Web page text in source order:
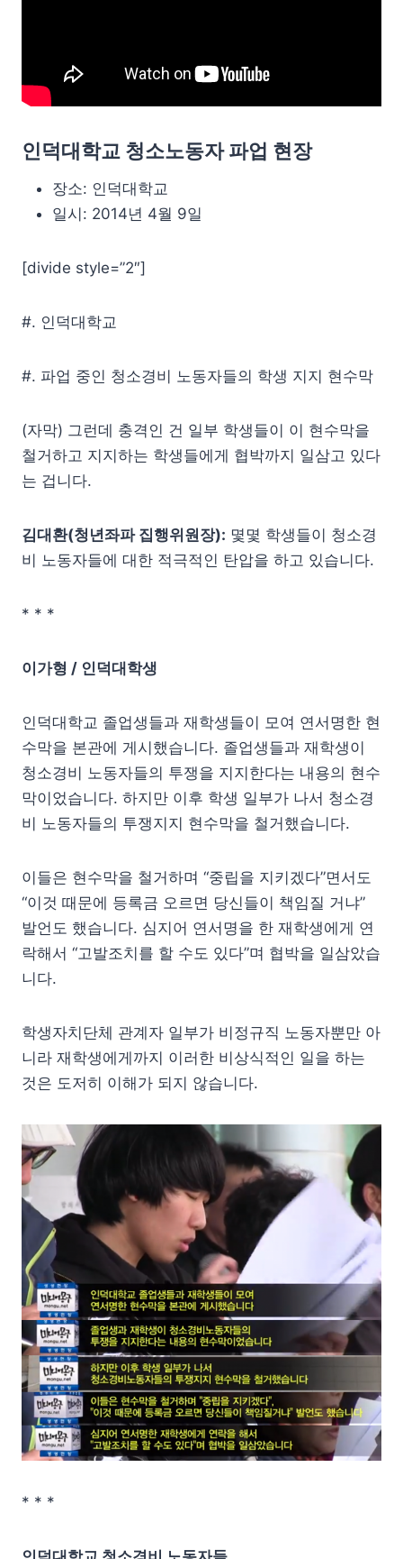
인덕대학교 청소노동자 파업 현장
장소: 인덕대학교
일시: 2014년 4월 9일
[divide style=”2″]
#. 인덕대학교
#. 파업 중인 청소경비 노동자들의 학생 지지 현수막
(자막) 그런데 충격인 건 일부 학생들이 이 현수막을
철거하고 지지하는 학생들에게 협박까지 일삼고 있다
는 겁니다.
김대환(청년좌파 집행위원장): 몇몇 학생들이 청소경
비 노동자들에 대한 적극적인 탄압을 하고 있습니다.
* * *
이가형 / 인덕대학생
인덕대학교 졸업생들과 재학생들이 모여 연서명한 현
수막을 본관에 게시했습니다. 졸업생들과 재학생이
청소경비 노동자들의 투쟁을 지지한다는 내용의 현수
막이었습니다. 하지만 이후 학생 일부가 나서 청소경
비 노동자들의 투쟁지지 현수막을 철거했습니다.
이들은 현수막을 철거하며 “중립을 지키겠다”면서도
“이것 때문에 등록금 오르면 당신들이 책임질 거냐”
발언도 했습니다. 심지어 연서명을 한 재학생에게 연
락해서 “고발조치를 할 수도 있다”며 협박을 일삼았습
니다.
학생자치단체 관계자 일부가 비정규직 노동자뿐만 아
니라 재학생에게까지 이러한 비상식적인 일을 하는
것은 도저히 이해가 되지 않습니다.
* * *